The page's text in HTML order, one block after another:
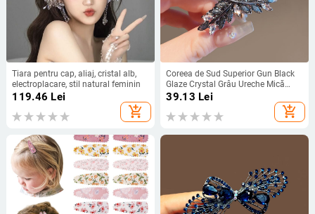
Tiara pentru cap, aliaj, cristal alb,
electroplacare, stil natural feminin
119.46 Lei
add_shopping_cart
Coreea de Sud Superior Gun Black
Glaze Crystal Grâu Ureche Mică
Clemă de Prindere pentru Femei
Rafinat Cap Jumătate Leg Hair
Grab Clip Less
39.13 Lei
add_shopping_cart